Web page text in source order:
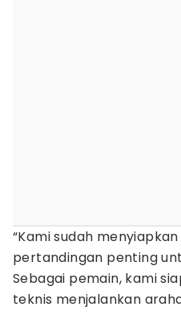
“Kami sudah
pertandingan penting
Sebagai pemain, kami
teknis menjalankan